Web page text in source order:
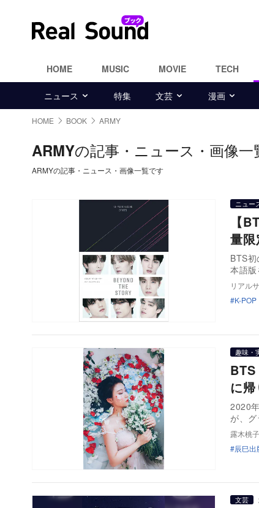
HOME MUSIC MOVIE TECH
ニュース 特集 文芸 漫画
HOME BOOK ARMY
ARMYの記事・ニュース・画像一
ARMYの記事・ニュース・画像一覧です
ニュー
【
量
BTS
本語
リアル
K-POP
趣味・
に
2020
が、
露木桃子
辰巳出
文芸